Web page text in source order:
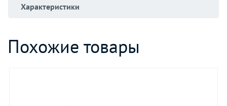
Характеристики
Похожие товары